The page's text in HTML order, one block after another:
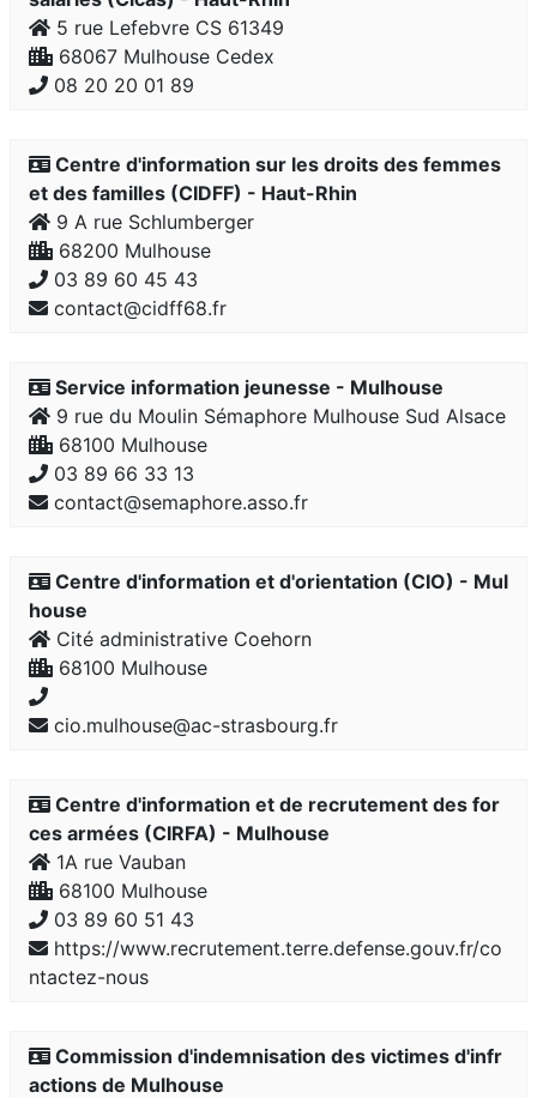
5 rue Lefebvre CS 61349
68067 Mulhouse Cedex
08 20 20 01 89
Centre d'information sur les droits des femmes
et des familles (CIDFF) - Haut-Rhin
9 A rue Schlumberger
68200 Mulhouse
03 89 60 45 43
contact@cidff68.fr
Service information jeunesse - Mulhouse
9 rue du Moulin Sémaphore Mulhouse Sud Alsace
68100 Mulhouse
03 89 66 33 13
contact@semaphore.asso.fr
Centre d'information et d'orientation (CIO) - Mul
house
Cité administrative Coehorn
68100 Mulhouse
cio.mulhouse@ac-strasbourg.fr
Centre d'information et de recrutement des for
ces armées (CIRFA) - Mulhouse
1A rue Vauban
68100 Mulhouse
03 89 60 51 43
https://www.recrutement.terre.defense.gouv.fr/co
ntactez-nous
Commission d'indemnisation des victimes d'infr
actions de Mulhouse